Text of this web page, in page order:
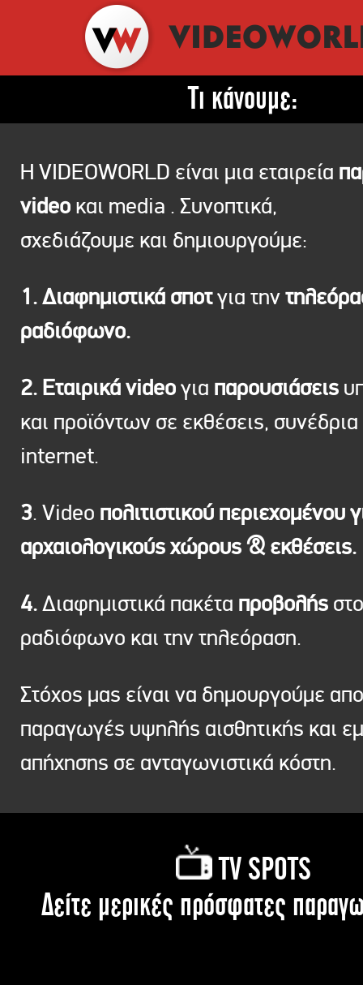
Τι κάνουμε:
Η VIDEOWORLD είναι μια εταιρεία
video και media . Συνοπτικά,
σχεδιάζουμε και δημιουργούμε:
1. Διαφημιστικά σποτγια την
ραδιόφωνο.
2. Εταιρικά videoγια παρουσιάσεις
και προϊόντων σε εκθέσεις, συνέδρια
internet.
3. Video πολιτιστικού περιεχομένου
αρχαιολογικούς χώρους & εκθέσεις.
4.Διαφημιστικά πακέτα προβολής στο
ραδιόφωνο και την τηλεόραση.
Στόχος μας είναι να δημουργούμε
παραγωγές υψηλής αισθητικής και
απήχησης σε ανταγωνιστικά κόστη.
TV SPOTS
Δείτε μερικές πρόσφατες